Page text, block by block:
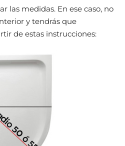
las medidas. En ese caso, no
y tendrás que
de estas instrucciones: